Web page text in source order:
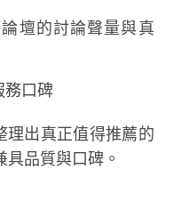
論壇的討論聲量與真
務口碑
理出真正值得推薦的
品質與口碑。